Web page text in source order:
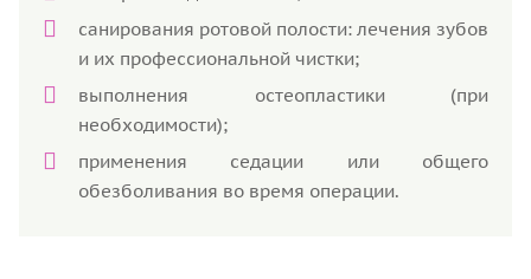
санирования ротовой полости: лечения зубов
и их профессиональной чистки;
выполнения остеопластики (при
необходимости);
применения седации или общего
обезболивания во время операции.